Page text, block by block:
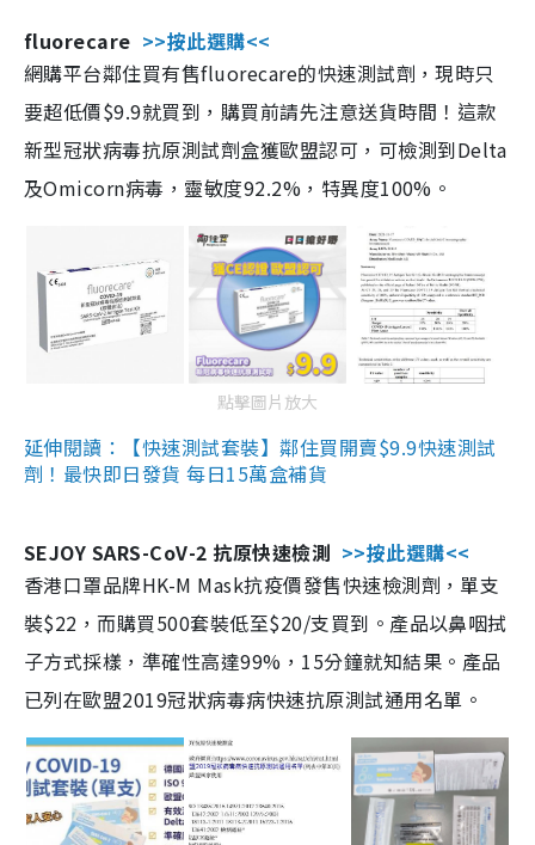
fluorecare >>按此選購<<
網購平台鄰住買有售fluorecare的快速測試劑，現時只
要超低價$9.9就買到，購買前請先注意送貨時間！這款
新型冠狀病毒抗原測試劑盒獲歐盟認可，可檢測到Delta
及Omicorn病毒，靈敏度92.2%，特異度100%。
點擊圖片放大
延伸閱讀：【快速測試套裝】鄰住買開賣$9.9快速測試
劑！最快即日發貨 每日15萬盒補貨
SEJOY SARS-CoV-2 抗原快速檢測 >>按此選購<<
香港口罩品牌HK-M Mask抗疫價發售快速檢測劑，單支
裝$22，而購買500套裝低至$20/支買到。產品以鼻咽拭
子方式採樣，準確性高達99%，15分鐘就知結果。產品
已列在歐盟2019冠狀病毒病快速抗原測試通用名單。